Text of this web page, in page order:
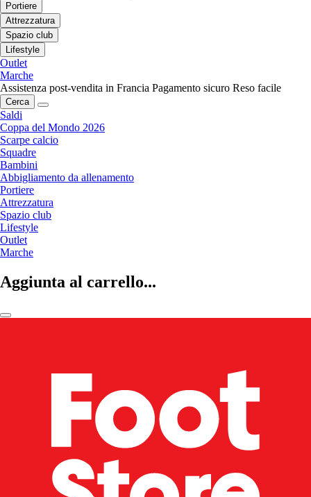
Portiere
Attrezzatura
Spazio club
Lifestyle
Outlet
Marche
Assistenza post-vendita in Francia Pagamento sicuro Reso facile
Cerca
Saldi
Coppa del Mondo 2026
Scarpe calcio
Squadre
Bambini
Abbigliamento da allenamento
Portiere
Attrezzatura
Spazio club
Lifestyle
Outlet
Marche
Aggiunta al carrello...